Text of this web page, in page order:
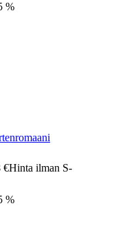
%
€Hinta ilman S-
%